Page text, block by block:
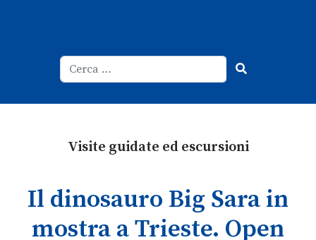
Visite guidate ed escursioni
Il dinosauro Big Sara in
mostra a Trieste. Open